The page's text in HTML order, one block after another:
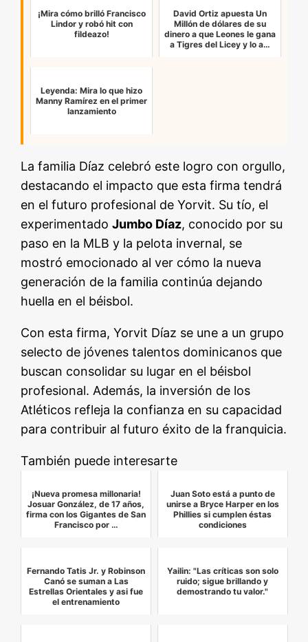
¡Mira cómo brilló Francisco
Lindor y robó hit con
fildeazo!
David Ortiz apuesta Un
Millón de dólares de su
dinero a que Leones le gana
a Tigres del Licey y lo a…
Leyenda: Mira lo que hizo
Manny Ramírez en el primer
lanzamiento
La familia Díaz celebró este logro con orgullo,
destacando el impacto que esta firma tendrá
en el futuro profesional de Yorvit. Su tío, el
experimentadoJumbo Díaz, conocido por su
paso en la MLB y la pelota invernal, se
mostró emocionado al ver cómo la nueva
generación de la familia continúa dejando
huella en el béisbol.
Con esta firma, Yorvit Díaz se une a un grupo
selecto de jóvenes talentos dominicanos que
buscan consolidar su lugar en el béisbol
profesional. Además, la inversión de los
Atléticos refleja la confianza en su capacidad
para contribuir al futuro éxito de la franquicia.
También puede interesarte
¡Nueva promesa millonaria!
Josuar González, de 17 años,
firma con los Gigantes de San
Francisco por …
Juan Soto está a punto de
unirse a Bryce Harper en los
Phillies si cumplen éstas
condiciones
Fernando Tatis Jr. y Robinson
Canó se suman a Las
Estrellas Orientales y asi fue
el entrenamiento
Yailin: "Las críticas son solo
ruido; sigue brillando y
demostrando tu valor."